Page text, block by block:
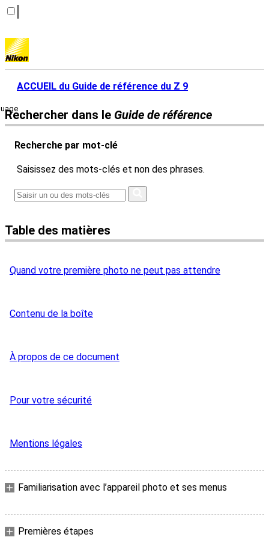
ACCUEIL du Guide de référence du Z 9
Rechercher dans le Guide de référence
Recherche par mot-clé
Saisissez des mots-clés et non des phrases.
Table des matières
Quand votre première photo ne peut pas attendre
Contenu de la boîte
À propos de ce document
Pour votre sécurité
Mentions légales
Familiarisation avec l’appareil photo et ses menus
Premières étapes